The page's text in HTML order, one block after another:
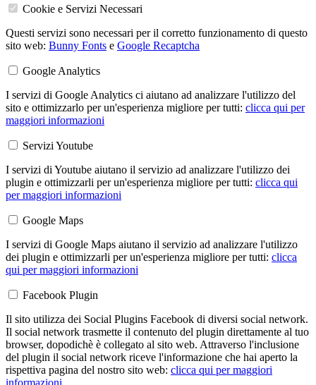
Cookie e Servizi Necessari
Questi servizi sono necessari per il corretto funzionamento di questo
sito web: Bunny Fonts e Google Recaptcha
Google Analytics
I servizi di Google Analytics ci aiutano ad analizzare l'utilizzo del
sito e ottimizzarlo per un'esperienza migliore per tutti: clicca qui per
maggiori informazioni
Servizi Youtube
I servizi di Youtube aiutano il servizio ad analizzare l'utilizzo dei
plugin e ottimizzarli per un'esperienza migliore per tutti: clicca qui
per maggiori informazioni
Google Maps
I servizi di Google Maps aiutano il servizio ad analizzare l'utilizzo
dei plugin e ottimizzarli per un'esperienza migliore per tutti: clicca
qui per maggiori informazioni
Facebook Plugin
Il sito utilizza dei Social Plugins Facebook di diversi social network.
Il social network trasmette il contenuto del plugin direttamente al tuo
browser, dopodichè è collegato al sito web. Attraverso l'inclusione
del plugin il social network riceve l'informazione che hai aperto la
rispettiva pagina del nostro sito web: clicca qui per maggiori